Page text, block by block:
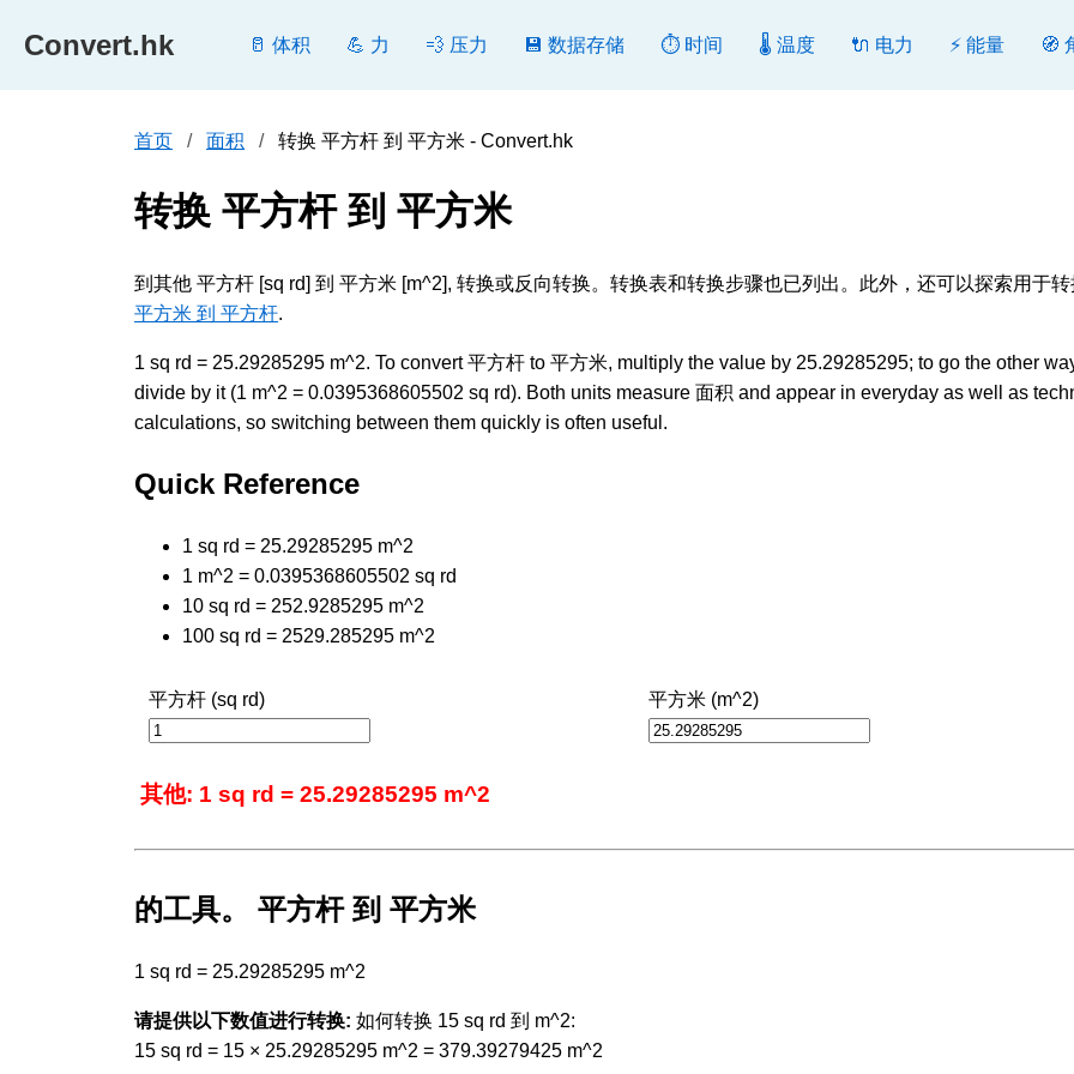
Convert.hk 🥛 体积 💪 力 💨 压力 💾 数据存储 ⏱️ 时间 🌡️ 温度 🔌 电力 ⚡ 能量 🧭
首页 面积 转换 平方杆 到 平方米 - Convert.hk
转换 平方杆 到 平方米
到其他 平方杆 [sq rd] 到 平方米 [m^2], 转换或反向转换。转换表和转换步骤也已列出。此外，还可以探索用于
平方米 到 平方杆.
1 sq rd = 25.29285295 m^2. To convert 平方杆 to 平方米, multiply the value by 25.29285295; to go the other
divide by it (1 m^2 = 0.0395368605502 sq rd). Both units measure 面积 and appear in everyday as well as
calculations, so switching between them quickly is often useful.
Quick Reference
1 sq rd = 25.29285295 m^2
1 m^2 = 0.0395368605502 sq rd
10 sq rd = 252.9285295 m^2
100 sq rd = 2529.285295 m^2
平方杆 (sq rd) 平方米 (m^2)
其他: 1 sq rd = 25.29285295 m^2
的工具。 平方杆 到 平方米
1 sq rd = 25.29285295 m^2
请提供以下数值进行转换: 如何转换 15 sq rd 到 m^2:
15 sq rd = 15 × 25.29285295 m^2 = 379.39279425 m^2